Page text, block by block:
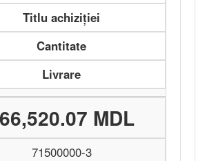
Titlu achiziției
Cantitate
Livrare
MDL
71500000-3